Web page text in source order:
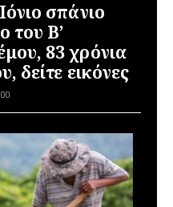
σπάνιο
του Β’
83 χρόνια
δείτε εικόνες